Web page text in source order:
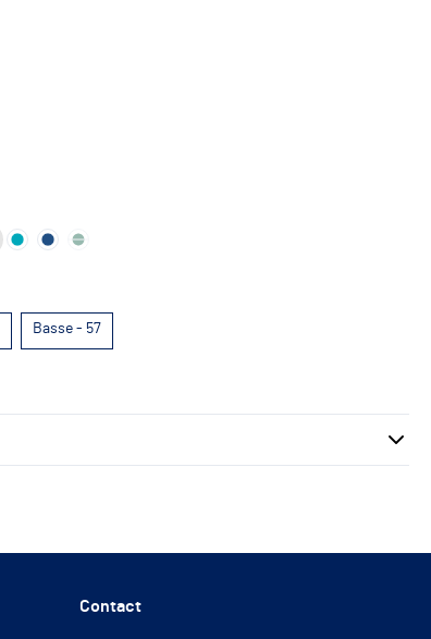
Basse - 57
Contact